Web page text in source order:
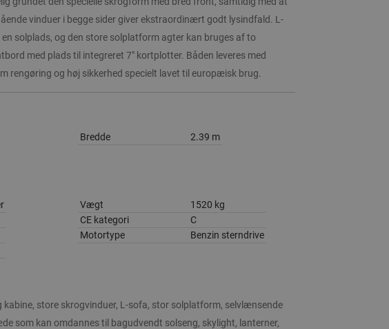
vinduer i begge sider giver ekstraordinært godt lysindfald. L-
solplads, og den store solplatform agter kan bruges af to
med plads til integreret 7" kortplotter. Båden leveres med
rengøring og høj sikkerhed specielt lavet til europæisk brug.
Bredde 2.39 m
Vægt
1520 kg
CE kategori
C
Motortype
Benzin sterndrive
store skrogvinduer, L-sofa, stor solplatform, selvlænsende
som kan omdannes til bagudvendt solseng, skylight, lanterner,